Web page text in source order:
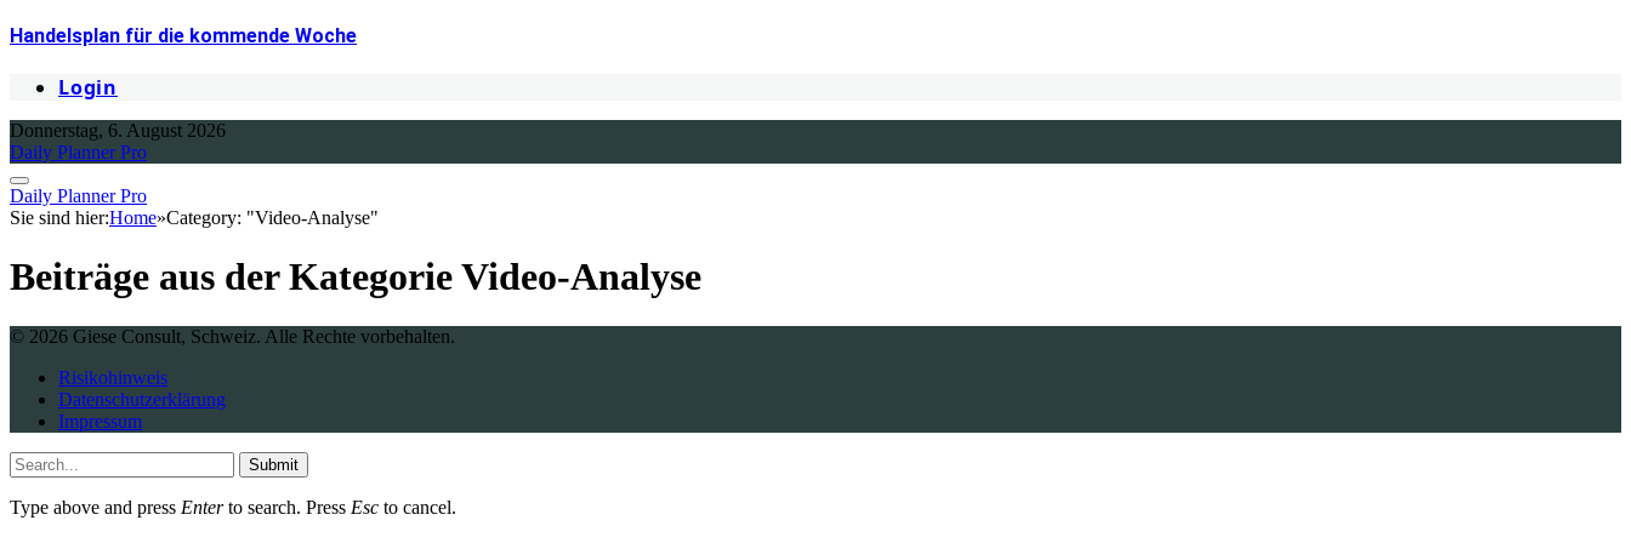
Handelsplan für die kommende Woche
Login
Donnerstag, 6. August 2026
Daily Planner Pro
Daily Planner Pro
Sie sind hier:Home»Category: "Video-Analyse"
Beiträge aus der KategorieVideo-Analyse
© 2026 Giese Consult, Schweiz. Alle Rechte vorbehalten.
Risikohinweis
Datenschutzerklärung
Impressum
Submit
Type above and press Enterto search. Press Esc to cancel.